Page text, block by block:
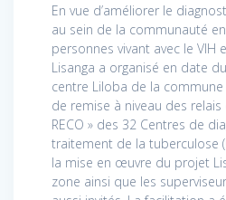
En vue d’améliorer le
au sein de la communauté
personnes vivant avec le VIH
Lisanga a organisé en date
centre Liloba de la
de remise à niveau des
RECO » des 32 Centres de
traitement de la tuberculose
la mise en œuvre du projet
zone ainsi que les